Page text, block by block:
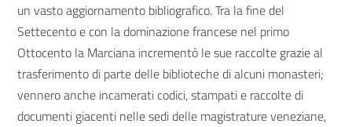
un vasto aggiornamento bibliografico. Tra la fine del
Settecento e con la dominazione francese nel primo
Ottocento la Marciana incrementò le sue raccolte grazie al
trasferimento di parte delle biblioteche di alcuni monasteri;
vennero anche incamerati codici, stampati e raccolte di
documenti giacenti nelle sedi delle magistrature veneziane,